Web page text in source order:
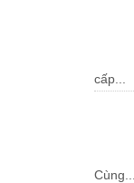
cấp...
Cùng...